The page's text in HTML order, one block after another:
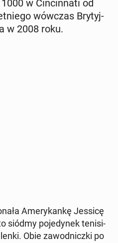
w Cin­cin­na­ti od
wówczas Bry­tyj­
w 2008 roku.
Ame­ry­kan­kę Jessicę
siódmy po­je­dy­nek te­ni­si­
Obie za­wod­nicz­ki po